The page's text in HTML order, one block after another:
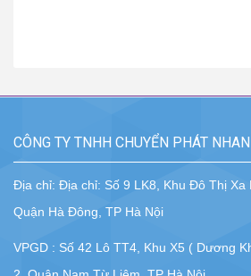
CÔNG TY TNHH CHUYỂN PHÁT
Địa chỉ: Địa chỉ: Số 9 LK8, Khu Đô Thị Xa
Quận Hà Đông, TP Hà Nội
VPGD : Số 42 Lô TT4, Khu X5 ( Dương